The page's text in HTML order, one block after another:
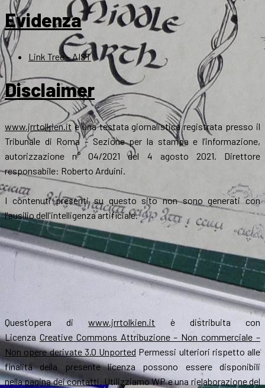
Evidenza
Link Tree – AIST
Disclaimer
www.jrrtolkien.it è una testata giornalistica registrata presso il
Tribunale di Roma - Sezione per la stampa e l’informazione,
autorizzazione n° 04/2021 del 4 agosto 2021. Direttore
responsabile: Roberto Arduini.
I contenuti presenti su questo sito non sono generati con
l'ausilio dell'intelligenza artificiale.
Quest’opera diwww.jrrtolkien.it è distribuita con
Licenza Creative Commons Attribuzione – Non commerciale –
Non opere derivate 3.0 Unported Permessi ulteriori rispetto alle
finalità della presente licenza possono essere disponibili
nellapagina dei contatti. Utilizziamo WP e una rielaborazione del